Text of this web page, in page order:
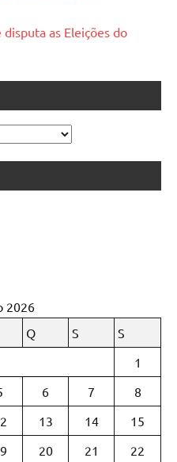
disputa as Eleições do
2026
Q S
S
1
6 7
8
13 14
15
20 21 22